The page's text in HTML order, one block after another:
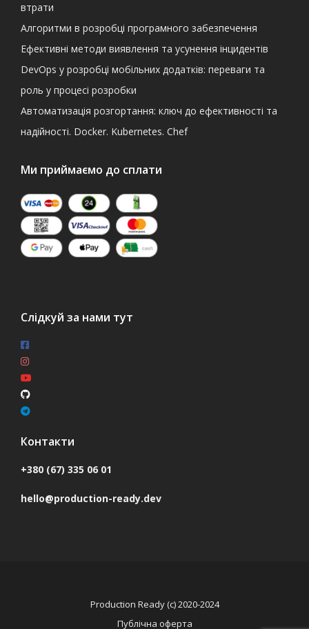
втрати
Алгоритми в розробці програмного забезпечення
Ефективні методи виявлення та усунення інцидентів
DevOps у розробці мобільних додатків: переваги та
роль у процесі розробки
Автоматизація розгортання: ключ до ефективності та
надійності. Docker. Kubernetes. Chef
Ми приймаємо до сплати
Слідкуй за нами тут
Контакти
+380 (67) 335 06 01
hello@production-ready.dev
Production Ready (c) 2020-2024
Публічна оферта